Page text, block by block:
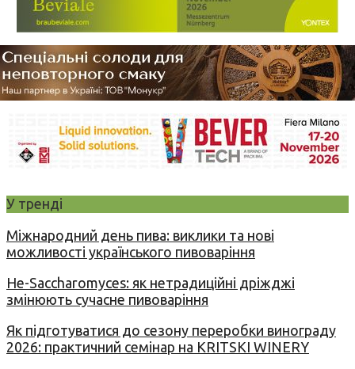
У тренді
Міжнародний день пива: виклики та нові
можливості українського пивоваріння
Не-Saccharomyces: як нетрадиційні дріжджі
змінюють сучасне пивоваріння
Як підготуватися до сезону переробки винограду
2026: практичний семінар на KRITSKI WINERY